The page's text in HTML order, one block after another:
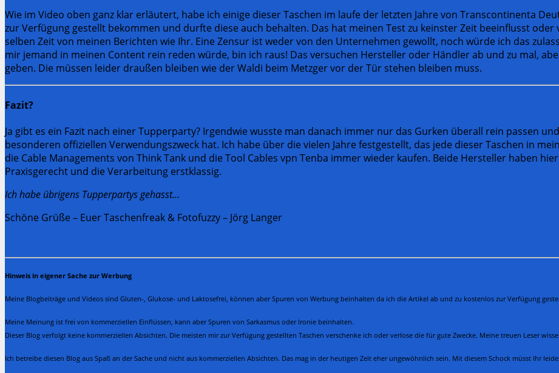
Wie im Video oben ganz klar erläutert, habe ich einige dieser Taschen im laufe der letzten Jahre von Transcontinenta
zur Verfügung gestellt bekommen und durfte diese auch behalten. Das hat meinen Test zu keinster Zeit beeinflusst
selben Zeit von meinen Berichten wie Ihr. Eine Zensur ist weder von den Unternehmen gewollt, noch würde ich das
mir jemand in meinen Content rein reden würde, bin ich raus! Das versuchen Hersteller oder Händler ab und zu mal,
geben. Die müssen leider draußen bleiben wie der Waldi beim Metzger vor der Tür stehen bleiben muss.
Fazit?
Ja gibt es ein Fazit nach einer Tupperparty? Irgendwie wusste man danach immer nur das Gurken überall rein passen
besonderen offiziellen Verwendungszweck hat. Ich habe über die vielen Jahre festgestellt, das jede dieser Taschen in
die Cable Managements von Think Tank und die Tool Cables vpn Tenba immer wieder kaufen. Beide Hersteller haben
Praxisgerecht und die Verarbeitung erstklassig.
Ich habe übrigens Tupperpartys gehasst…
Schöne Grüße – Euer Taschenfreak & Fotofuzzy – Jörg Langer
Hinweis in eigener Sache zur Werbung
Meine Blogbeiträge und Videos sind Gluten-, Glukose- und Laktosefrei, können aber Spuren von Werbung beinhalten da ich die Artikel ab und zu kostenlos zur Verfügung
Meine Meinung ist frei von kommerziellen Einflüssen, kann aber Spuren von Sarkasmus oder Ironie beinhalten.
Dieser Blog verfolgt keine kommerziellen Absichten. Die meisten mir zur Verfügung gestellten Taschen verschenke ich oder verlose die für gute Zwecke. Meine treuen Leser
Ich betreibe diesen Blog aus Spaß an der Sache und nicht aus kommerziellen Absichten. Das mag in der heutigen Zeit eher ungewöhnlich sein. Mit diesem Schock müsst Ihr